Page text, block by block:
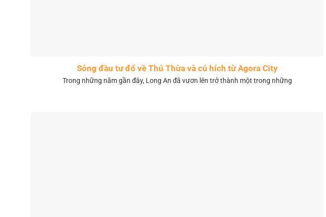
Sóng đầu tư đổ về Thủ Thừa và cú hích từ Agora City
Trong những năm gần đây, Long An đã vươn lên trở thành một trong những